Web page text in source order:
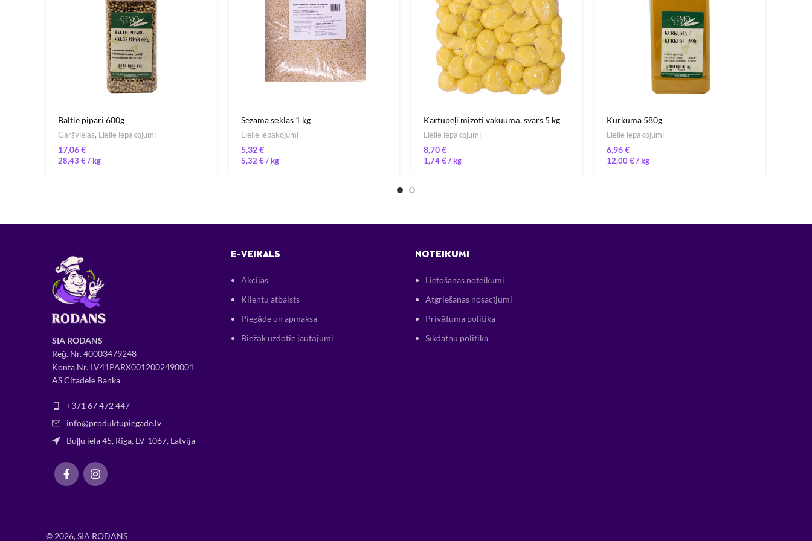
Baltie pipari 600g
Garšvielas, Lielie iepakojumi
€
28,43 €/
Sezama sēklas 1 kg
Lielie iepakojumi
€
5,32 € /
Kartupeļi mizoti vakuumā, svars 5 kg
Lielie iepakojumi
€
1,74€ /
Kurkuma 580g
Lielie iepakojumi
€
12,00€/
SIA RODANS
Reģ. Nr.40003479248
Konta Nr. LV41PARX0012002490001
AS Citadele Banka
+371 67 472 447
info@produktupiegade.lv
Buļļu iela 45, Rīga, LV-1067, Latvija
E-VEIKALS
Akcijas
Klientu atbalsts
Piegāde un apmaksa
Biežāk uzdotie jautājumi
NOTEIKUMI
Lietošanas noteikumi
Atgriešanas nosacījumi
Privātuma politika
Sīkdatņu politika
© 2026, SIA RODANS